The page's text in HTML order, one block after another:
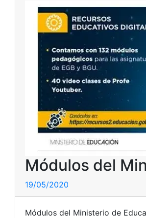
Módulos del
19/05/2020
Módulos del Ministerio de